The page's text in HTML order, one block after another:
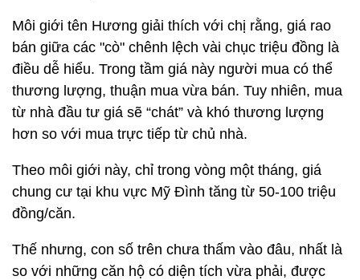
Môi giới tên Hương giải thích với chị rằng, giá rao
bán giữa các "cò" chênh lệch vài chục triệu đồng là
điều dễ hiểu. Trong tầm giá này người mua có thể
thương lượng, thuận mua vừa bán. Tuy nhiên, mua
từ nhà đầu tư giá sẽ “chát” và khó thương lượng
hơn so với mua trực tiếp từ chủ nhà.
Theo môi giới này, chỉ trong vòng một tháng, giá
chung cư tại khu vực Mỹ Đình tăng từ 50-100 triệu
đồng/căn.
Thế nhưng, con số trên chưa thấm vào đâu, nhất là
so với những căn hộ có diện tích vừa phải, được